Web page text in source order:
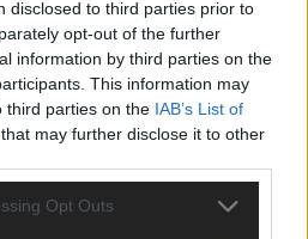
disclosed to third parties prior to
opt-out of the further
information by third parties on the
This information may
third parties on the IAB’s List of
that may further disclose it to other
Opt Outs
Westernbrauerei – der
vieles neu